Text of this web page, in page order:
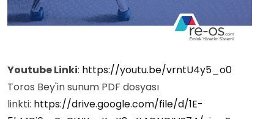
Youtube Linki: https://youtu.be/vrntU4y5_o0
Toros Bey'in sunum PDF dosyası
linkti: https://drive.google.com/file/d/1E-